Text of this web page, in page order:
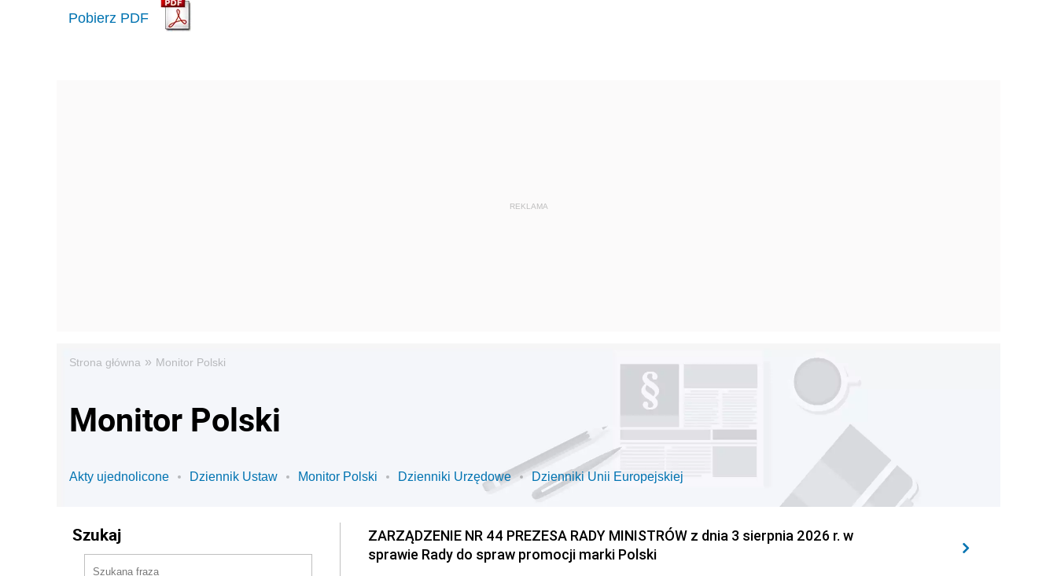
Pobierz PDF
Strona główna » Monitor Polski
Monitor Polski
Akty ujednolicone Dziennik Ustaw Monitor Polski Dzienniki Urzędowe Dzienniki Unii Europejskiej
Szukaj
ZARZĄDZENIE NR 44 PREZESA RADY MINISTRÓW z dnia 3 sierpnia 2026 r. w
sprawie Rady do spraw promocji marki Polski